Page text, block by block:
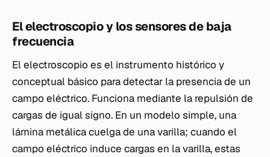
El electroscopio y los sensores de baja
frecuencia
El electroscopio es el instrumento histórico y
conceptual básico para detectar la presencia de un
campo eléctrico. Funciona mediante la repulsión de
cargas de igual signo. En un modelo simple, una
lámina metálica cuelga de una varilla; cuando el
campo eléctrico induce cargas en la varilla, estas